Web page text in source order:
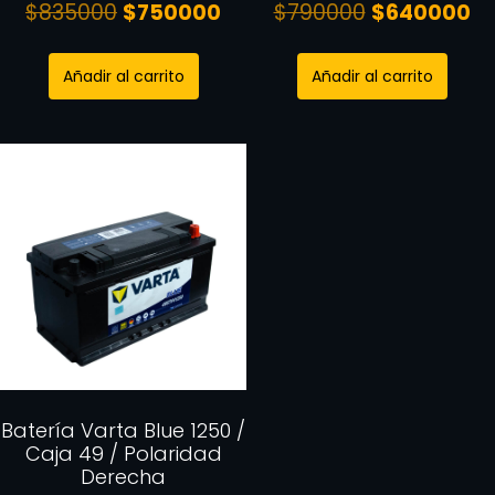
$835000 $750000
Añadir al carrito
$790000 $640000
Añadir al carrito
Batería Varta Blue 1250 /
Caja 49 / Polaridad
Derecha